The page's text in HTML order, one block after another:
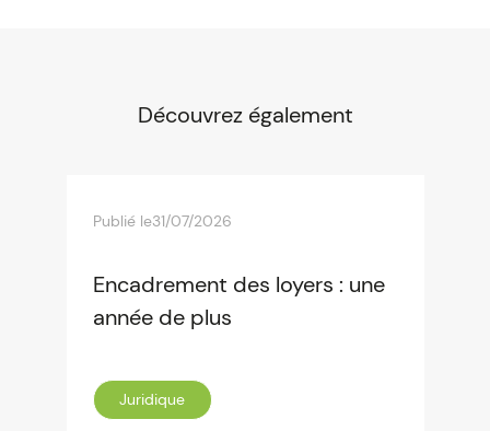
Découvrez également
Publié le31/07/2026
Encadrement des loyers : une
année de plus
Juridique